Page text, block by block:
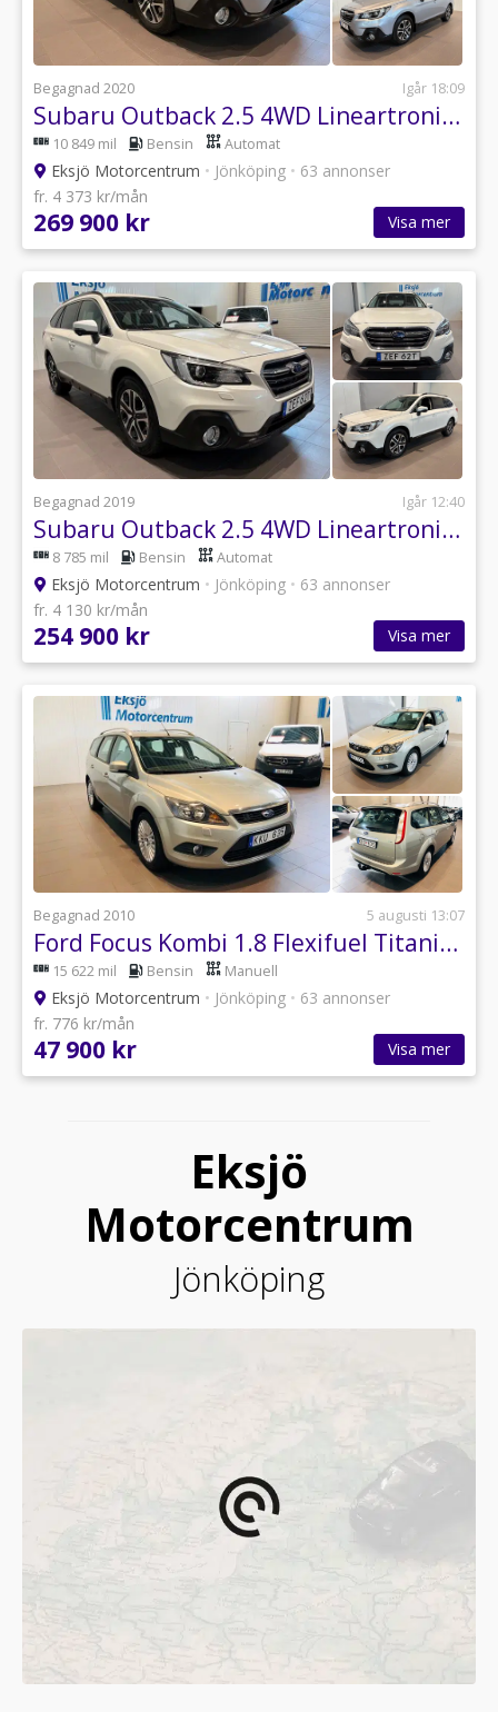
Begagnad 2020 Igår 18:09
Subaru Outback 2.5 4WD Lineartronic *Drag, Värmare*
10 849 mil Bensin Automat
Eksjö Motorcentrum • Jönköping • 63 annonser
fr. 4 373 kr/mån
269 900 kr Visa mer
Begagnad 2019 Igår 12:40
Subaru Outback 2.5 4WD Lineartronic *SoV Hjul*
8 785 mil Bensin Automat
Eksjö Motorcentrum • Jönköping • 63 annonser
fr. 4 130 kr/mån
254 900 kr Visa mer
Begagnad 2010 5 augusti 13:07
Ford Focus Kombi 1.8 Flexifuel Titanium Euro 4
15 622 mil Bensin Manuell
Eksjö Motorcentrum • Jönköping • 63 annonser
fr. 776 kr/mån
47 900 kr Visa mer
Eksjö
Motorcentrum
Jönköping